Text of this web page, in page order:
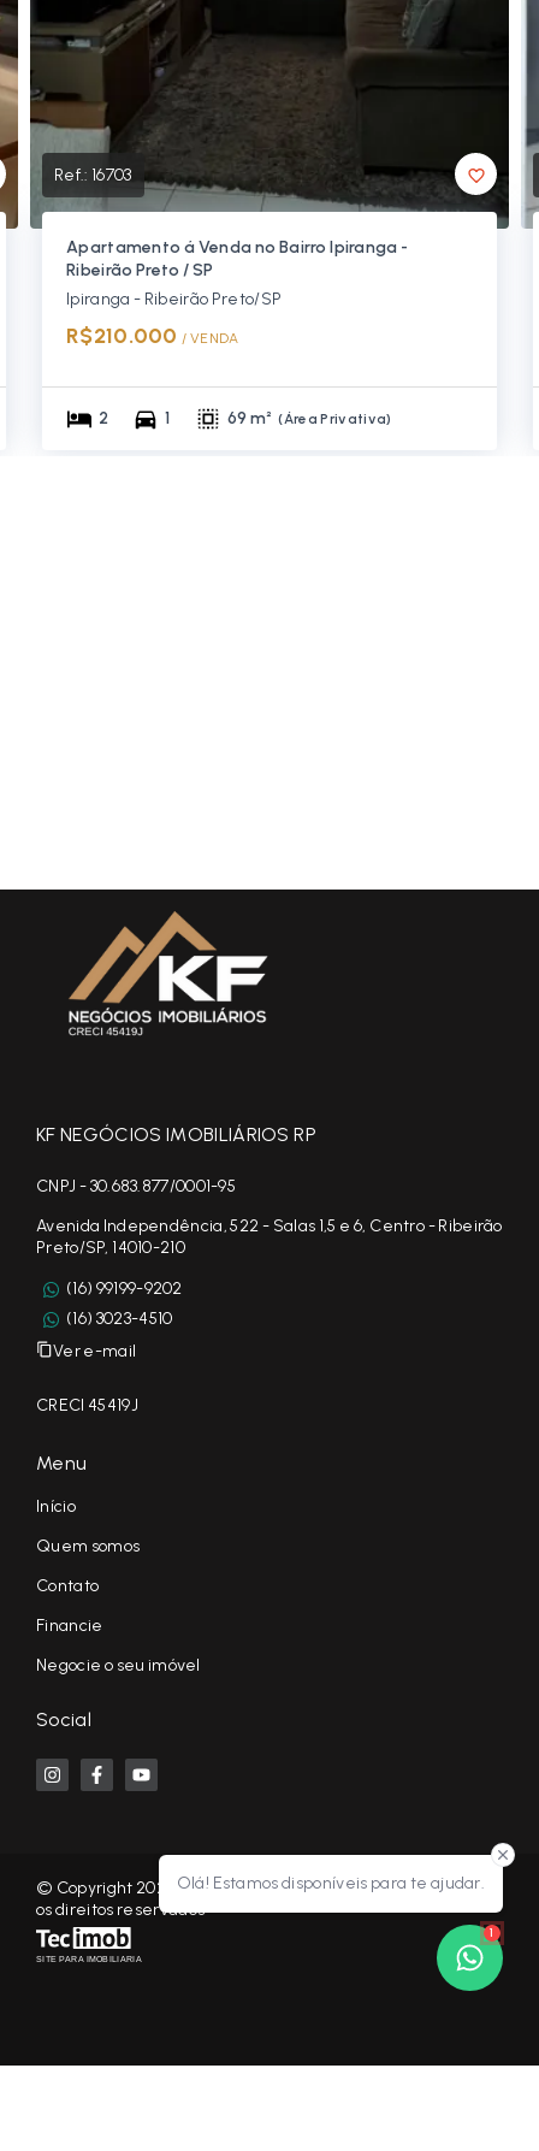
Ref.: 16703
Apartamento á Venda no Bairro Ipiranga -
Ribeirão Preto / SP
Ipiranga - Ribeirão Preto/SP
R$210.000 / VENDA
2 1 69 m² (Área Privativa)
Olá! Estamos disponíveis para te ajudar.
1
KF NEGÓCIOS IMOBILIÁRIOS RP
CNPJ - 30.683.877/0001-95
Avenida Independência, 522 - Salas 1,5 e 6, Centro - Ribeirão
Preto/SP, 14010-210
(16) 99199-9202
(16) 3023-4510
Ver e-mail
CRECI 45419J
Menu
Início
Quem somos
Contato
Financie
Negocie o seu imóvel
Social
© Copyright 2026 - KF NEGÓCIOS IMOBILIÁRIOS RP - Todos
os direitos reservados
SITE PARA IMOBILIARIA